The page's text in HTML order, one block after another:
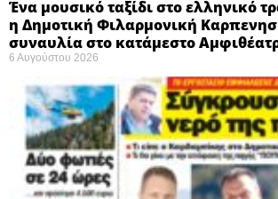
Ένα μουσικό ταξίδι στο ελληνικό
η Δημοτική Φιλαρμονική
συναυλία στο κατάμεστο
6 Αυγούστου 2026